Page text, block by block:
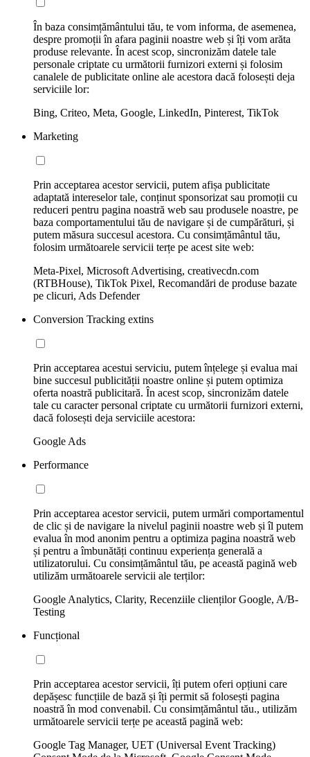
În baza consimțământului tău, te vom informa, de asemenea,
despre promoții în afara paginii noastre web și îți vom arăta
produse relevante. În acest scop, sincronizăm datele tale
personale criptate cu următorii furnizori externi și folosim
canalele de publicitate online ale acestora dacă folosești deja
serviciile lor:
Bing, Criteo, Meta, Google, LinkedIn, Pinterest, TikTok
Marketing
Prin acceptarea acestor servicii, putem afișa publicitate
adaptată intereselor tale, conținut sponsorizat sau promoții cu
reduceri pentru pagina noastră web sau produsele noastre, pe
baza comportamentului tău de navigare și de cumpărături, și
putem măsura succesul acestora. Cu consimțământul tău,
folosim următoarele servicii terțe pe acest site web:
Meta-Pixel, Microsoft Advertising, creativecdn.com
(RTBHouse), TikTok Pixel, Recomandări de produse bazate
pe clicuri, Ads Defender
Conversion Tracking extins
Prin acceptarea acestui serviciu, putem înțelege și evalua mai
bine succesul publicității noastre online și putem optimiza
oferta noastră publicitară. În acest scop, sincronizăm datele
tale cu caracter personal criptate cu următorii furnizori externi,
dacă folosești deja serviciile acestora:
Google Ads
Performance
Prin acceptarea acestor servicii, putem urmări comportamentul
de clic și de navigare la nivelul paginii noastre web și îl putem
evalua în mod anonim pentru a optimiza pagina noastră web
și pentru a îmbunătăți continuu experiența generală a
utilizatorului. Cu consimțământul tău, pe această pagină web
utilizăm următoarele servicii ale terților:
Google Analytics, Clarity, Recenziile clienților Google, A/B-
Testing
Funcțional
Prin acceptarea acestor servicii, îți putem oferi opțiuni care
depășesc funcțiile de bază și îți permit să folosești pagina
noastră în mod convenabil. Cu consimțământul tău., utilizăm
următoarele servicii terțe pe această pagină web:
Google Tag Manager, UET (Universal Event Tracking)